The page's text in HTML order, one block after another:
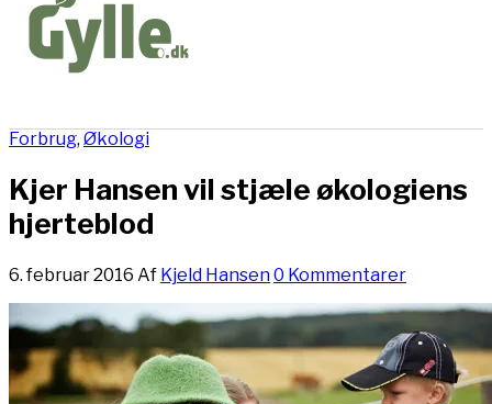
Forbrug, Økologi
Kjer Hansen vil stjæle økologiens
hjerteblod
6. februar 2016 Af Kjeld Hansen0 Kommentarer